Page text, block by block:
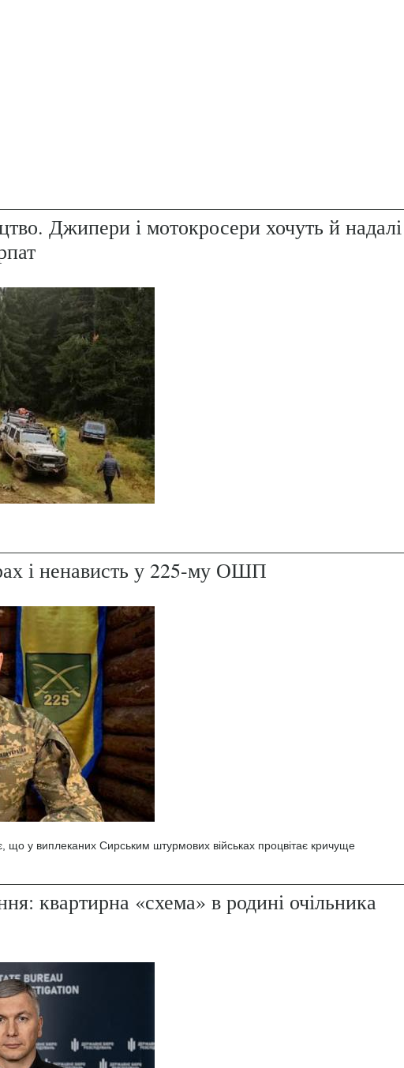
Джипери і мотокросери хочуть й надалі
і ненависть у 225-му ОШП
що у виплеканих Сирським штурмових військах процвітає кричуще
квартирна «схема» в родині очільника